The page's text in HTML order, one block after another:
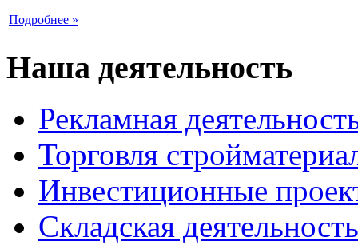
Подробнее »
Наша деятельность
Рекламная
Торговля
Инвестиционные
Складская деятельность